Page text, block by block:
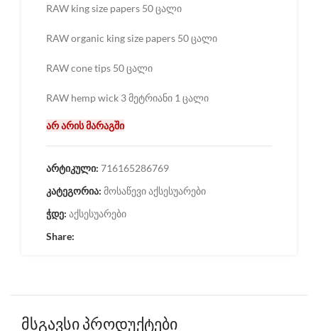
RAW king size papers 50 ცალი
RAW organic king size papers 50 ცალი
RAW cone tips 50 ცალი
RAW hemp wick 3 მეტრიანი 1 ცალი
არ არის მარაგში
არტიკული: 716165286769
კატეგორია: მოსაწევი აქსესუარები
ჭდე: აქსესუარები
Share:
მსგავსი პროდუქტები